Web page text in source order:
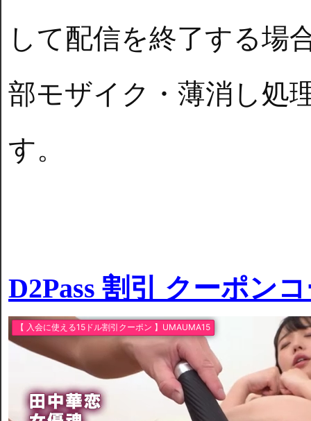
して配信を終了する
部モザイク・薄消し処
す。
D2Pass 割引 クーポン